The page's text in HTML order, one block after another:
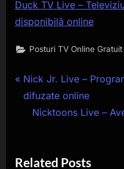
Duck TV Live –
disponibilă online
Posturi TV Online Gratuit
Navigare
P
r
o
Nick Jr. Live –
difuzate online
N
t
Nicktoons Live –
Related Posts